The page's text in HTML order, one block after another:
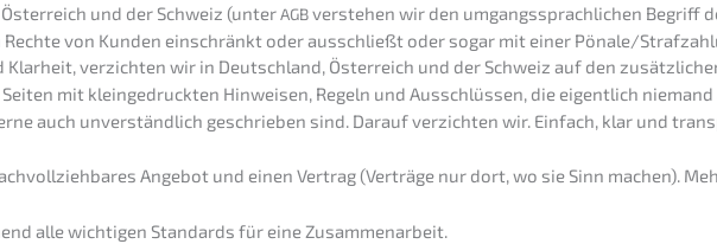
und der Schweiz (unterAGBverste­hen wir den umgangs­sprach­li­chen Begriff
von Kunden einschränkt oder ausschließt oder sogar mit einer Pönale/
verzich­ten wir in Deutsch­land, Öster­reich und der Schweiz auf den
mit klein­ge­druck­ten Hinwei­sen, Regeln und Ausschlüs­sen, die eigent­lich niemand
auch unver­ständ­lich geschrie­ben sind. Darauf verzich­ten wir. Einfach, klar und
Angebot und einen Vertrag (Verträ­ge nur dort, wo sie Sinn machen).
alle wichti­gen Standards für eine Zusammenarbeit.